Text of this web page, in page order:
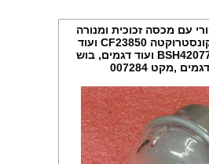
עם מכסה זכוכית ומנורה
לתנורי אפיה קונסטרוקטה CF23850 ועוד
דגמים, בוש BSH420775 ועוד דגמים, בוש
,מקט 007284